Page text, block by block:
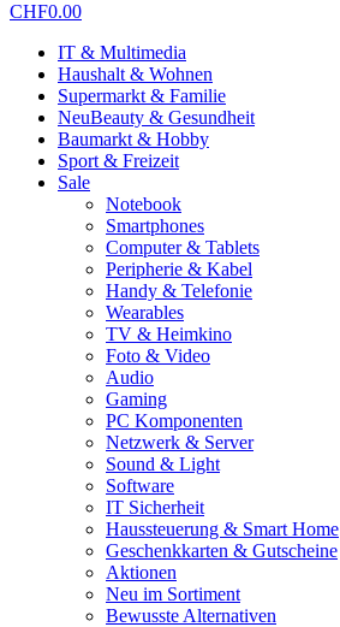
CHF0.00
IT & Multimedia
Haushalt & Wohnen
Supermarkt & Familie
NeuBeauty & Gesundheit
Baumarkt & Hobby
Sport & Freizeit
Sale
Notebook
Smartphones
Computer & Tablets
Peripherie & Kabel
Handy & Telefonie
Wearables
TV & Heimkino
Foto & Video
Audio
Gaming
PC Komponenten
Netzwerk & Server
Sound & Light
Software
IT Sicherheit
Haussteuerung & Smart Home
Geschenkkarten & Gutscheine
Aktionen
Neu im Sortiment
Bewusste Alternativen